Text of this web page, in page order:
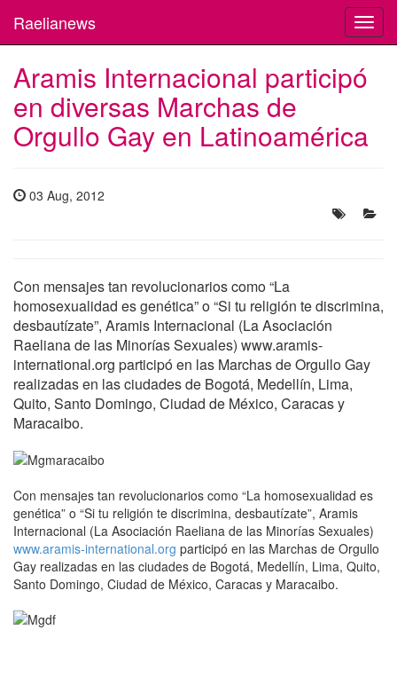
Raelianews
Aramis Internacional participó
en diversas Marchas de
Orgullo Gay en Latinoamérica
03 Aug, 2012
Con mensajes tan revolucionarios como “La
homosexualidad es genética” o “Si tu religión te discrimina,
desbautízate”, Aramis Internacional (La Asociación
Raeliana de las Minorías Sexuales) www.aramis-
international.org participó en las Marchas de Orgullo Gay
realizadas en las ciudades de Bogotá, Medellín, Lima,
Quito, Santo Domingo, Ciudad de México, Caracas y
Maracaibo.
Con mensajes tan revolucionarios como “La homosexualidad es
genética” o “Si tu religión te discrimina, desbautízate”, Aramis
Internacional (La Asociación Raeliana de las Minorías Sexuales)
www.aramis-international.org participó en las Marchas de Orgullo
Gay realizadas en las ciudades de Bogotá, Medellín, Lima, Quito,
Santo Domingo, Ciudad de México, Caracas y Maracaibo.